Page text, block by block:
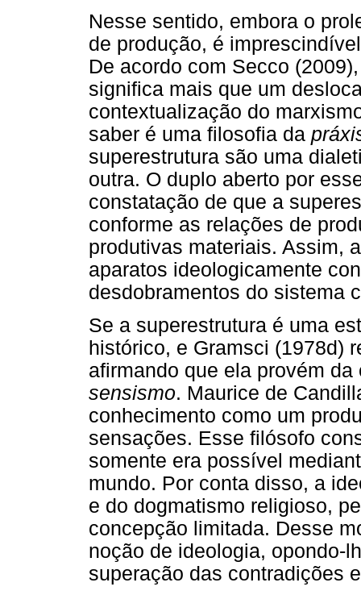
Nesse sentido, embora o
de produção, é
De acordo com Secco
significa mais que um
contextualização do
saber é uma filosofia da
superestrutura são uma
outra. O duplo aberto por
constatação de que a
conforme as relações de
produtivas materiais. Assim,
aparatos ideologicamente
desdobramentos do sistema
Se a superestrutura é uma
histórico, e Gramsci (1978d)
afirmando que ela provém
sensismo. Maurice de
conhecimento como um
sensações. Esse filósofo
somente era possível
mundo. Por conta disso, a
e do dogmatismo religioso,
concepção limitada. Desse
noção de ideologia, opondo-
superação das contradições